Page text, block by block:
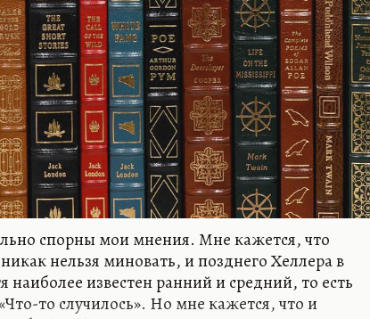
спорны мои мнения. Мне кажется, что
нельзя миновать, и позднего Хеллера в
наиболее известен ранний и средний, то есть
то случилось». Но мне кажется, что и